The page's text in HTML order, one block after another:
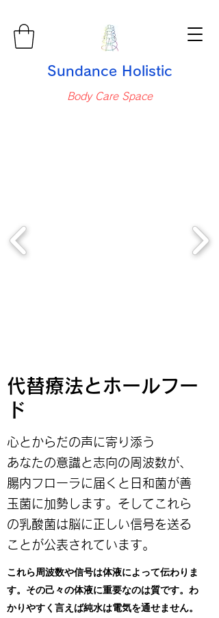
Sundance Holistic
Body Care Space
代替療法とホールフー
ド
心とからだの声に寄り添う
あなたの意識と志向の周波数が、
腸内フローラに届くと日和菌が善
玉菌に加勢します。そしてこれら
の乳酸菌は脳に正しい信号を送る
ことが公表されています。
これら周波数や信号は体液によって伝わりま
す。その己々の体液に重要なのは質です。わ
かりやすく言えば純水は電気を通せません。